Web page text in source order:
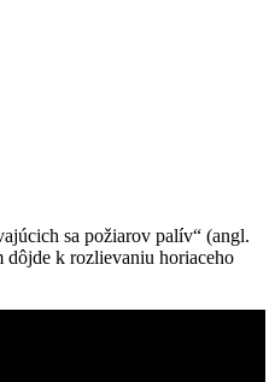
sa požiarov palív“ (angl.
dôjde k rozlievaniu horiaceho